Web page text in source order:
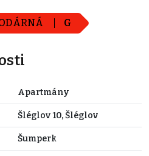
G
Apartmány
Šléglov 10, Šléglov
Šumperk